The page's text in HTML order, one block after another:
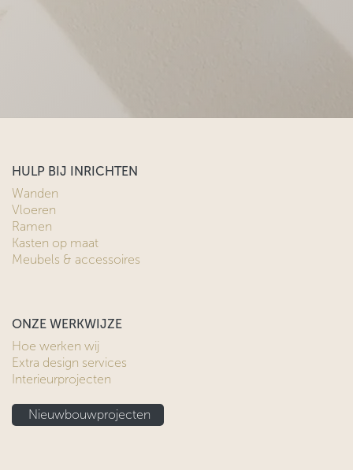
HULP BIJ INRICHTEN
Wanden
Vloeren
Ramen
Kasten op maat
Meubels & accessoires
ONZE WERKWIJZE
Hoe werken wij
Extra design services
Interieurprojecten
Nieuwbouwprojecten